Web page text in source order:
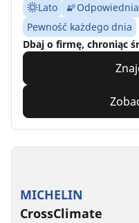
Lato
Pewność każdego dnia
Dbaj o firmę, chroniąc
MICHELIN
CrossClimate